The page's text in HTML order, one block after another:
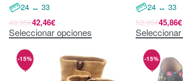
24 ↔ 33
49,95€42,46€
Seleccionar opciones
24 ↔ 33
53,95€45,86€